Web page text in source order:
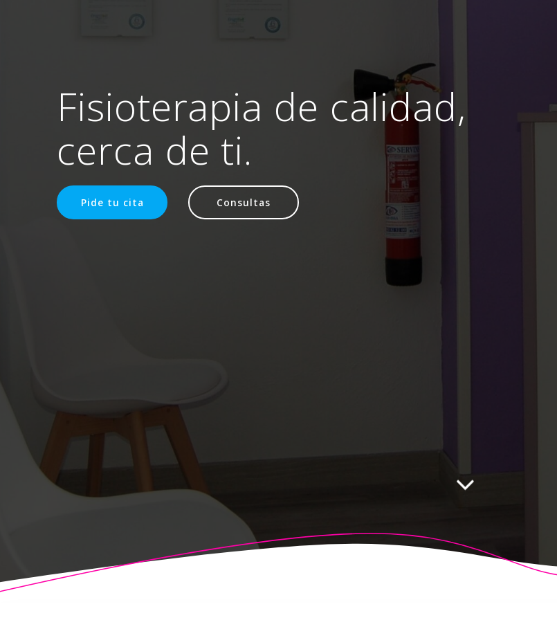
Fisioterapia de calidad,
cerca de ti.
Pide tu cita Consultas
© 2026 Fisioalcón. Construido utilizando WordPress